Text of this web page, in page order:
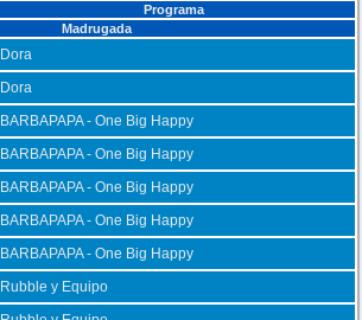
Programa
Madrugada
Dora
Dora
BARBAPAPA - One Big Happy
BARBAPAPA - One Big Happy
BARBAPAPA - One Big Happy
BARBAPAPA - One Big Happy
BARBAPAPA - One Big Happy
Rubble y Equipo